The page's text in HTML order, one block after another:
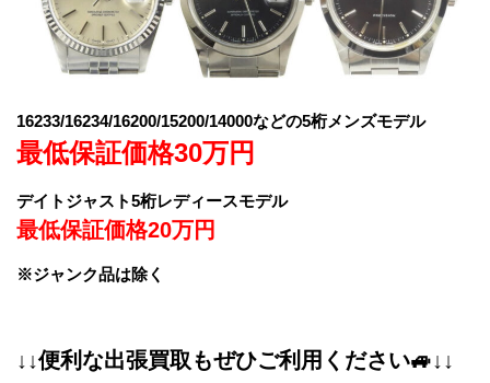
16233/16234/16200/15200/14000などの5桁メンズモデル
最低保証価格30万円
デイトジャスト5桁レディースモデル
最低保証価格20万円
※ジャンク品は除く
↓↓便利な出張買取もぜひご利用ください🚙↓↓